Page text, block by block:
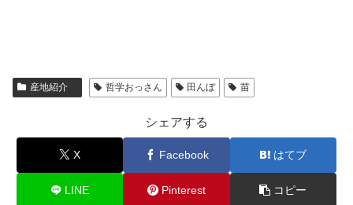
産地紹介 哲学おっさん 田んぼ 苗
シェアする
X Facebook はてブ
LINE Pinterest コピー